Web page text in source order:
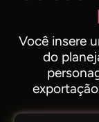
Você insere
do